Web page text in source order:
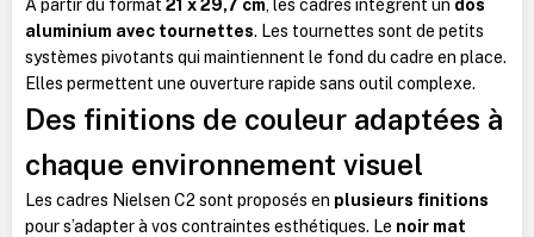
À partir du format 21 x 29,7 cm, les cadres intègrent un dos
aluminium avec tournettes. Les tournettes sont de petits
systèmes pivotants qui maintiennent le fond du cadre en place.
Elles permettent une ouverture rapide sans outil complexe.
Des finitions de couleur adaptées à
chaque environnement visuel
Les cadres Nielsen C2 sont proposés en plusieurs finitions
pour s’adapter à vos contraintes esthétiques. Le noir mat